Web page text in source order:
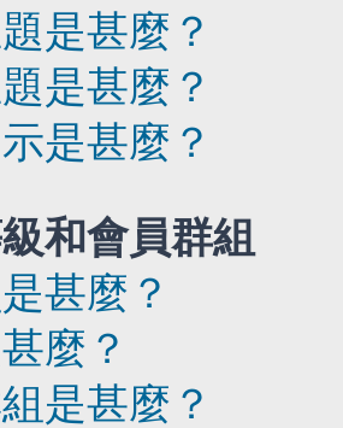
是甚麼？
是甚麼？
是甚麼？
和會員群組
甚麼？
麼？
是甚麼？